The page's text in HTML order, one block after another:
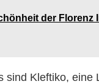
der Florenz
sind Kleftiko, eine